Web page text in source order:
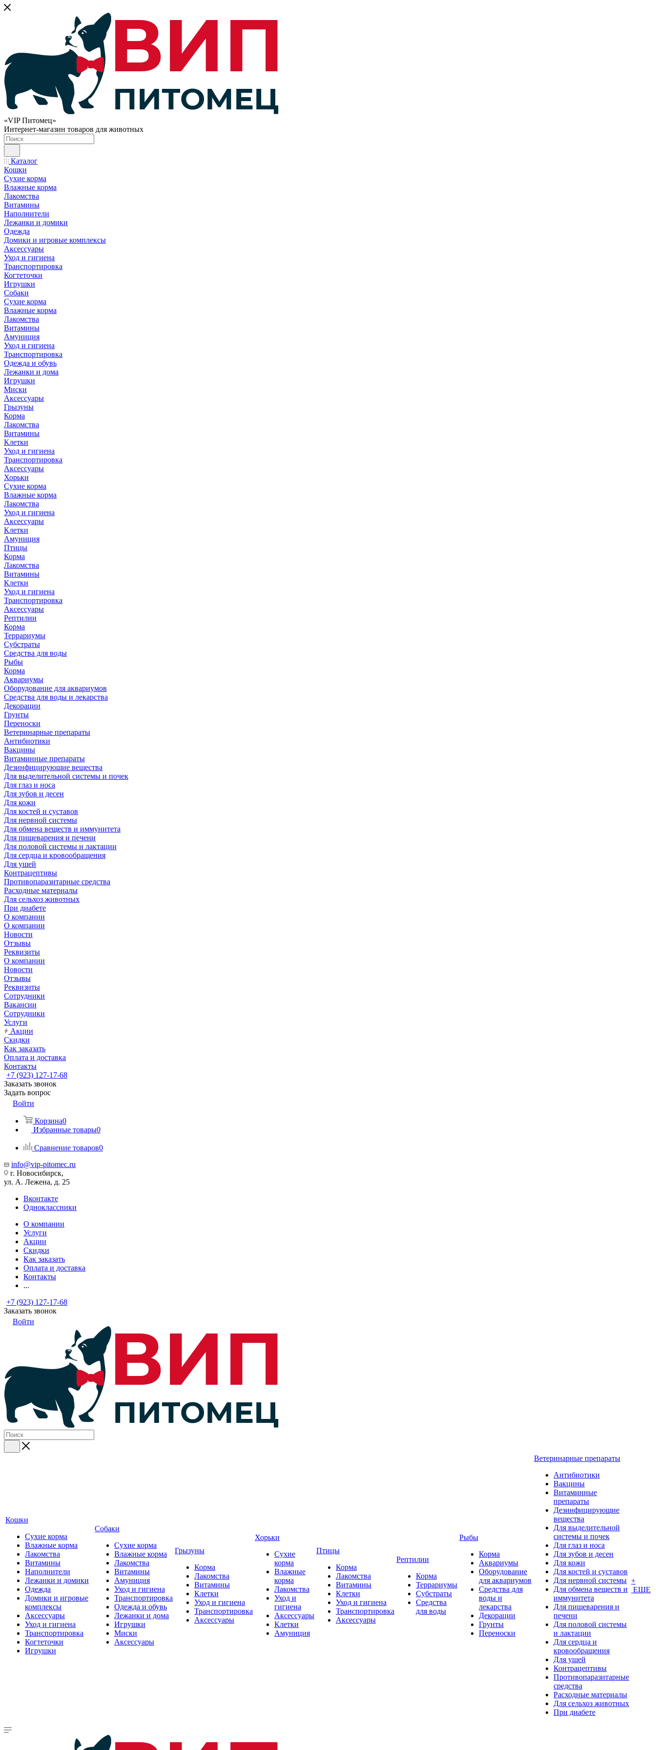
«VIP Питомец»
Интернет-магазин товаров для животных
Каталог
Кошки
Сухие корма
Влажные корма
Лакомства
Витамины
Наполнители
Лежанки и домики
Одежда
Домики и игровые комплексы
Аксессуары
Уход и гигиена
Транспортировка
Когтеточки
Игрушки
Собаки
Сухие корма
Влажные корма
Лакомства
Витамины
Амуниция
Уход и гигиена
Транспортировка
Одежда и обувь
Лежанки и дома
Игрушки
Миски
Аксессуары
Грызуны
Корма
Лакомства
Витамины
Клетки
Уход и гигиена
Транспортировка
Аксессуары
Хорьки
Сухие корма
Влажные корма
Лакомства
Уход и гигиена
Аксессуары
Клетки
Амуниция
Птицы
Корма
Лакомства
Витамины
Клетки
Уход и гигиена
Транспортировка
Аксессуары
Рептилии
Корма
Террариумы
Субстраты
Средства для воды
Рыбы
Корма
Аквариумы
Оборудование для аквариумов
Средства для воды и лекарства
Декорации
Грунты
Переноски
Ветеринарные препараты
Антибиотики
Вакцины
Витаминные препараты
Дезинфицирующие вещества
Для выделительной системы и почек
Для глаз и носа
Для зубов и десен
Для кожи
Для костей и суставов
Для нервной системы
Для обмена веществ и иммунитета
Для пищеварения и печени
Для половой системы и лактации
Для сердца и кровообращения
Для ушей
Контрацептивы
Противопаразитарные средства
Расходные материалы
Для сельхоз животных
При диабете
О компании
О компании
Новости
Отзывы
Реквизиты
О компании
Новости
Отзывы
Реквизиты
Сотрудники
Вакансии
Сотрудники
Услуги
Акции
Скидки
Как заказать
Оплата и доставка
Контакты
+7 (923) 127-17-68
Заказать звонок
Задать вопрос
Войти
Корзина0
Избранные товары0
Сравнение товаров0
info@vip-pitomec.ru
г. Новосибирск,
ул. А. Лежена, д. 25
Вконтакте
Одноклассники
О компании
Услуги
Акции
Скидки
Как заказать
Оплата и доставка
Контакты
...
+7 (923) 127-17-68
Заказать звонок
Войти
Кошки
Сухие корма
Влажные корма
Лакомства
Витамины
Наполнители
Лежанки и домики
Одежда
Домики и игровые
комплексы
Аксессуары
Уход и гигиена
Транспортировка
Когтеточки
Игрушки
Собаки
Сухие корма
Влажные корма
Лакомства
Витамины
Амуниция
Уход и гигиена
Транспортировка
Одежда и обувь
Лежанки и дома
Игрушки
Миски
Аксессуары
Грызуны
Корма
Лакомства
Витамины
Клетки
Уход и гигиена
Транспортировка
Аксессуары
Хорьки
Сухие
корма
Влажные
корма
Лакомства
Уход и
гигиена
Аксессуары
Клетки
Амуниция
Птицы
Корма
Лакомства
Витамины
Клетки
Уход и гигиена
Транспортировка
Аксессуары
Рептилии
Корма
Террариумы
Субстраты
Средства
для воды
Рыбы
Корма
Аквариумы
Оборудование
для аквариумов
Средства для
воды и
лекарства
Декорации
Грунты
Переноски
Ветеринарные препараты
Антибиотики
Вакцины
Витаминные
препараты
Дезинфицирующие
вещества
Для выделительной
системы и почек
Для глаз и носа
Для зубов и десен
Для кожи
Для костей и суставов
Для нервной системы
Для обмена веществ и
иммунитета
Для пищеварения и
печени
Для половой системы
и лактации
Для сердца и
кровообращения
Для ушей
Контрацептивы
Противопаразитарные
средства
Расходные материалы
Для сельхоз животных
При диабете
+
ЕЩЕ